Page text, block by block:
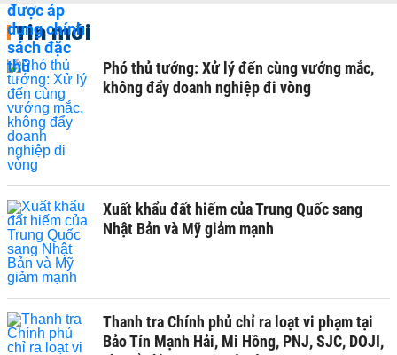
Tin mới
Phó thủ tướng: Xử lý đến cùng vướng mắc,
không đẩy doanh nghiệp đi vòng
Xuất khẩu đất hiếm của Trung Quốc sang
Nhật Bản và Mỹ giảm mạnh
Thanh tra Chính phủ chỉ ra loạt vi phạm tại
Bảo Tín Mạnh Hải, Mi Hồng, PNJ, SJC, DOJI,